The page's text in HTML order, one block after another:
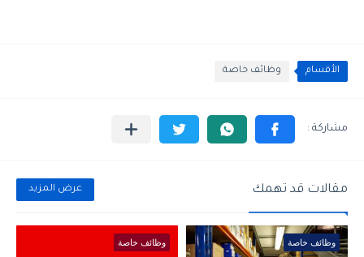
الأقسام وظائف خاصة
مقالات قد تهمك عرض المزيد
وظائف خاصة وظائف خاصة